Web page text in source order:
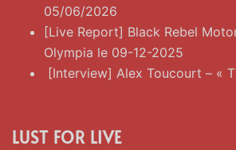
05/06/2026
[Live Report] Black Rebel
Olympia le 09-12-2025
[Interview] Alex Toucourt – «
LUST FOR LIVE